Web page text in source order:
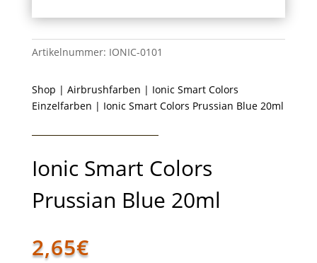
Artikelnummer: IONIC-0101
Shop | Airbrushfarben | Ionic Smart Colors
Einzelfarben | Ionic Smart Colors Prussian Blue 20ml
Ionic Smart Colors
Prussian Blue 20ml
2,65€